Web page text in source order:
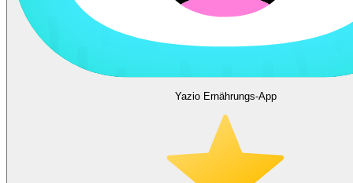
Yazio Ernährungs-App